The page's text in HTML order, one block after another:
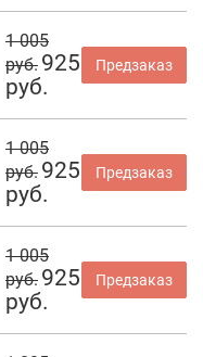
1 005
руб. 925
руб.
Предзаказ
1 005
руб. 925
руб.
Предзаказ
1 005
руб. 925
руб.
Предзаказ